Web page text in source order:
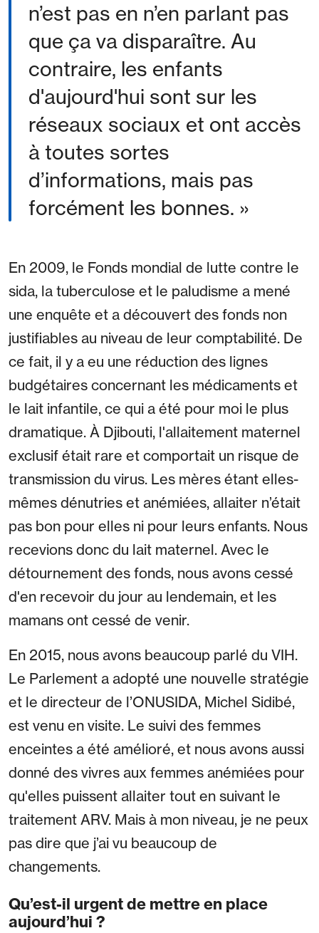
n’est pas en n’en parlant pas
que ça va disparaître. Au
contraire, les enfants
d'aujourd'hui sont sur les
réseaux sociaux et ont accès
à toutes sortes
d’informations, mais pas
forcément les bonnes. »
En 2009, le Fonds mondial de lutte contre le
sida, la tuberculose et le paludisme a mené
une enquête et a découvert des fonds non
justifiables au niveau de leur comptabilité. De
ce fait, il y a eu une réduction des lignes
budgétaires concernant les médicaments et
le lait infantile, ce qui a été pour moi le plus
dramatique. À Djibouti, l'allaitement maternel
exclusif était rare et comportait un risque de
transmission du virus. Les mères étant elles-
mêmes dénutries et anémiées, allaiter n’était
pas bon pour elles ni pour leurs enfants. Nous
recevions donc du lait maternel. Avec le
détournement des fonds, nous avons cessé
d'en recevoir du jour au lendemain, et les
mamans ont cessé de venir.
En 2015, nous avons beaucoup parlé du VIH.
Le Parlement a adopté une nouvelle stratégie
et le directeur de l’ONUSIDA, Michel Sidibé,
est venu en visite. Le suivi des femmes
enceintes a été amélioré, et nous avons aussi
donné des vivres aux femmes anémiées pour
qu'elles puissent allaiter tout en suivant le
traitement ARV. Mais à mon niveau, je ne peux
pas dire que j’ai vu beaucoup de
changements.
Qu’est-il urgent de mettre en place
aujourd’hui ?